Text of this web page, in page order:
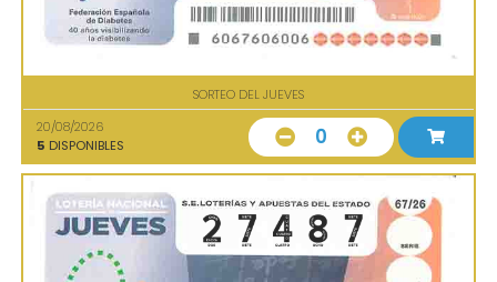
SORTEO DEL JUEVES
20/08/2026
5 DISPONIBLES 0